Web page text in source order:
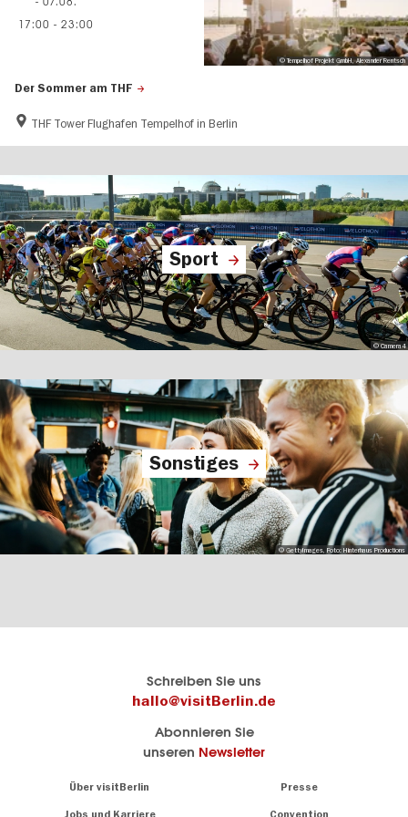
Der Sommer am THF
THF Tower Flughafen Tempelhof in Berlin
17:00 - 23:00
© Tempelhof Projekt GmbH, Alexander Rentsch
Sport
© Camera4
Sonstiges
© GettyImages, Foto: Hinterhaus Productions
Schreiben Sie uns
hallo@visitBerlin.de
Abonnieren Sie
unseren Newsletter
Über visitBerlin Presse
Jobs und Karriere Convention
sind